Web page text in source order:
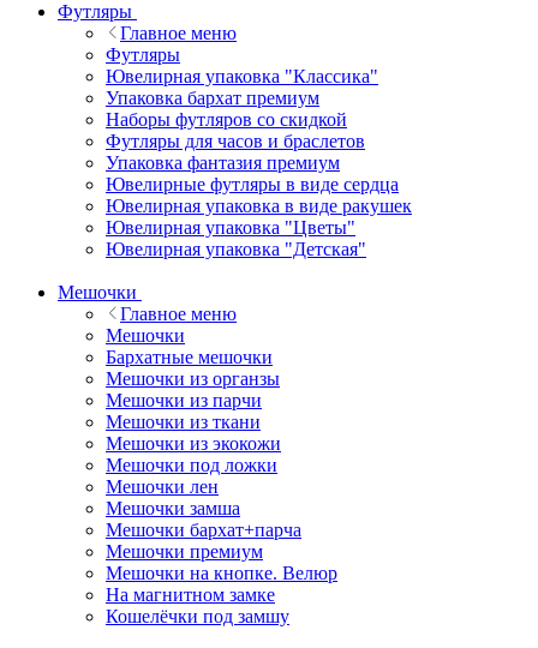
Футляры
Главное меню
Футляры
Ювелирная упаковка "Классика"
Упаковка бархат премиум
Наборы футляров со скидкой
Футляры для часов и браслетов
Упаковка фантазия премиум
Ювелирные футляры в виде сердца
Ювелирная упаковка в виде ракушек
Ювелирная упаковка "Цветы"
Ювелирная упаковка "Детская"
Мешочки
Главное меню
Мешочки
Бархатные мешочки
Мешочки из органзы
Мешочки из парчи
Мешочки из ткани
Мешочки из экокожи
Мешочки под ложки
Мешочки лен
Мешочки замша
Мешочки бархат+парча
Мешочки премиум
Мешочки на кнопке. Велюр
На магнитном замке
Кошелёчки под замшу